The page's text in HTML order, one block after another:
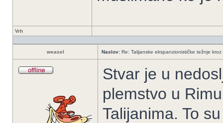
Vrh
weasel Naslov: Re: Talijanske ekspanzionističke težnje kroz
Stvar je u
plemstvo u
Talijanima. To